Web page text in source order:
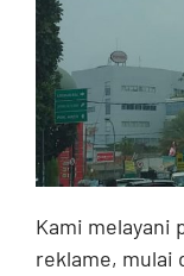
Kami melayani
reklame, mulai